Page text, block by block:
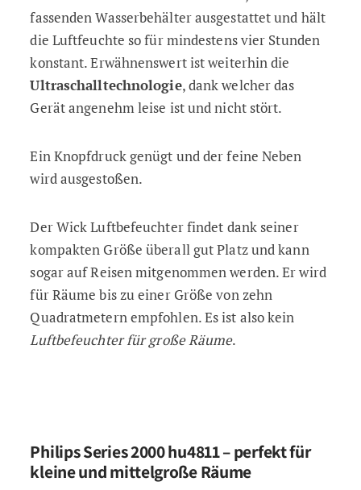
fassenden Wasserbehälter ausgestattet und hält
die Luftfeuchte so für mindestens vier Stunden
konstant. Erwähnenswert ist weiterhin die
Ultraschalltechnologie, dank welcher das
Gerät angenehm leise ist und nicht stört.
Ein Knopfdruck genügt und der feine Neben
wird ausgestoßen.
Der Wick Luftbefeuchter findet dank seiner
kompakten Größe überall gut Platz und kann
sogar auf Reisen mitgenommen werden. Er wird
für Räume bis zu einer Größe von zehn
Quadratmetern empfohlen. Es ist also kein
Luftbefeuchter für große Räume.
Philips Series 2000 hu4811 – perfekt für
kleine und mittelgroße Räume